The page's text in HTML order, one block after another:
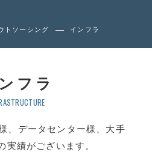
トソーシング インフラ
フラ
、データセンター様、大手
績がございます。